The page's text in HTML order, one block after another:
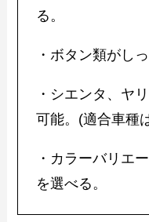
る。
・ボタン類がし
・シエンタ、ヤ
可能。(適合車種
・カラーバリエ
を選べる。